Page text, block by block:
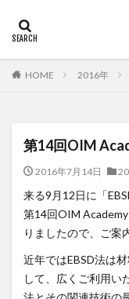
HOME 2016年
第14回OIM
2016年7月14日
来る9月12日に「
第14回OIM
りましたので、ご案
近年ではEBSD法は
して、広くご利用い